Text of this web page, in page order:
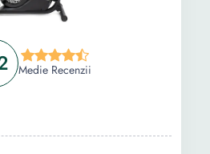
Medie Recenzii